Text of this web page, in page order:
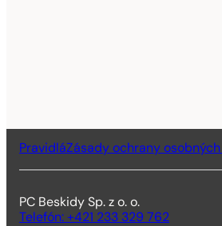
PravidláZásady ochrany
PC Beskidy Sp. z o. o.
Telefón: +421 233 329 762